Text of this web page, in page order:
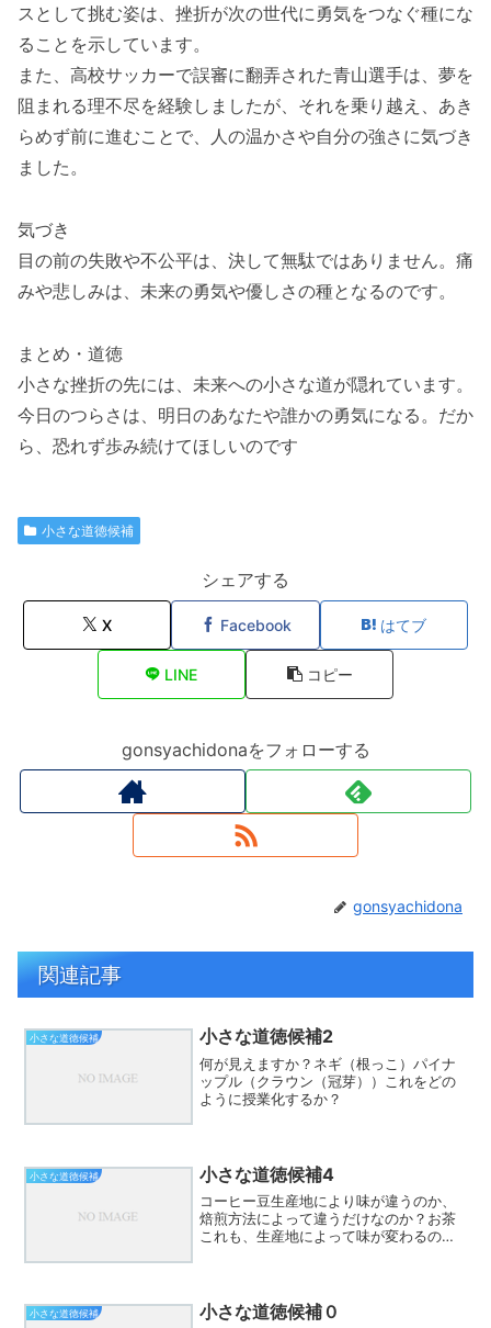
スとして挑む姿は、挫折が次の世代に勇気をつなぐ種にな
ることを示しています。
また、高校サッカーで誤審に翻弄された青山選手は、夢を
阻まれる理不尽を経験しましたが、それを乗り越え、あき
らめず前に進むことで、人の温かさや自分の強さに気づき
ました。
気づき
目の前の失敗や不公平は、決して無駄ではありません。痛
みや悲しみは、未来の勇気や優しさの種となるのです。
まとめ・道徳
小さな挫折の先には、未来への小さな道が隠れています。
今日のつらさは、明日のあなたや誰かの勇気になる。だか
ら、恐れず歩み続けてほしいのです
小さな道徳候補
シェアする
X Facebook はてブ
LINE コピー
gonsyachidonaをフォローする
gonsyachidona
関連記事
小さな道徳候補 小さな道徳候補2
何が見えますか？ネギ（根っこ）パイナ
ップル（クラウン（冠芽））これをどの
ように授業化するか？
小さな道徳候補 小さな道徳候補4
コーヒー豆生産地により味が違うのか、
焙煎方法によって違うだけなのか？お茶
これも、生産地によって味が変わるの
変わってくるのだろう
小さな道徳候補 小さな道徳候補０